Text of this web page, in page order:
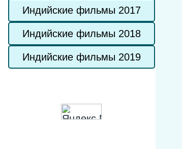
Индийские фильмы 2017
Индийские фильмы 2018
Индийские фильмы 2019